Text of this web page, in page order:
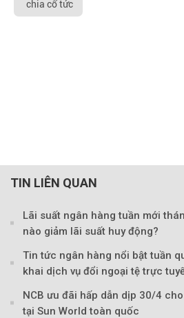
chia cổ tức
TIN LIÊN QUAN
Lãi suất ngân hàng tuần mới
nào giảm lãi suất huy động?
Tin tức ngân hàng nổi bật tuần
khai dịch vụ đổi ngoại tệ trực
NCB ưu đãi hấp dẫn dịp 30/4
tại Sun World toàn quốc